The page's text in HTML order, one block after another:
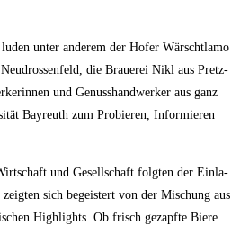
unter ande­rem der Hofer Wärscht­la­mo
die Braue­rei Nikl aus Pretz­
und Genuss­hand­wer­ker aus ganz
Bay­reuth zum Pro­bie­ren, Infor­mie­ren
und Gesell­schaft folg­ten der Ein­la­
sich begeis­tert von der Mischung aus
High­lights. Ob frisch gezapf­te Bie­re